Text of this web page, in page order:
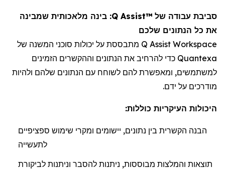
סביבת עבודה של Q Assist™: בינה מלאכותית שמבינה
את כל הנתונים שלכם
Q Assist Workspace מתבססת על יכולות סוכני המשנה של
Quantexa כדי להרחיב את הנתונים וההקשרים הזמינים
למשתמשים, ומאפשרת להם לשוחח עם הנתונים שלהם ולהיות
מודרכים על ידם.
היכולות העיקריות כוללות:
הבנה הקשרית בין נתונים, יישומים ומקרי שימוש ספציפיים
לתעשייה
תוצאות והמלצות מבוססות, ניתנות להסבר וניתנות לביקורת